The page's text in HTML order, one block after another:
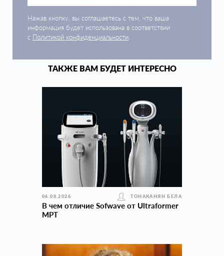
Нажав кнопку, вы соглашаетесь с тем, что ваша
информация будет использована в соответствии
с Политикой конфиденциальности
ТАКЖЕ ВАМ БУДЕТ ИНТЕРЕСНО
06.08.2026 ТОНАКАНЯН БЕЛА
В чем отличие Sofwave от Ultraformer
MPT